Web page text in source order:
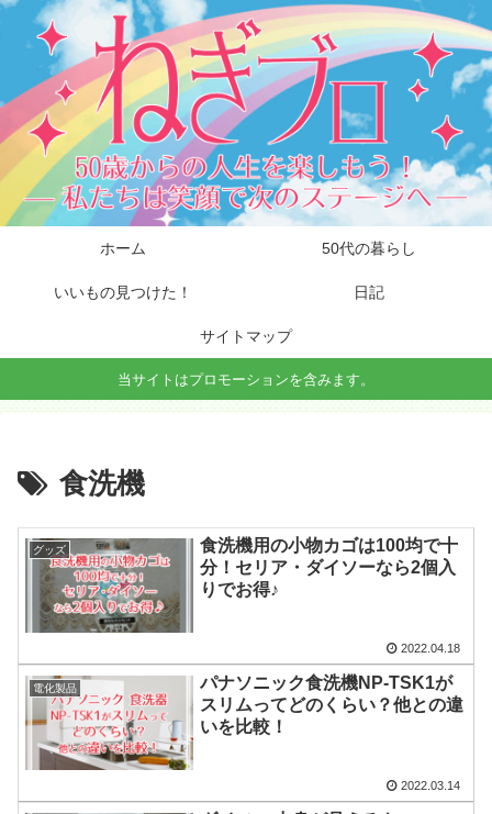
ホーム 50代の暮らし
いいもの見つけた！ 日記
サイトマップ
当サイトはプロモーションを含みます。
食洗機
グッズ
食洗機用の小物カゴは100均で十
分！セリア・ダイソーなら2個入
りでお得♪
2022.04.18
電化製品
パナソニック食洗機NP-TSK1が
スリムってどのくらい？他との違
いを比較！
2022.03.14